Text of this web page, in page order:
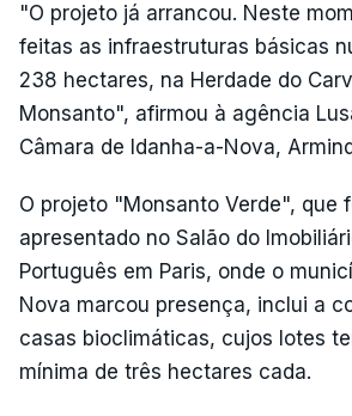
"O projeto já arrancou. Neste
feitas as infraestruturas básicas
238 hectares, na Herdade do
Monsanto", afirmou à agência
Câmara de Idanha-a-Nova,
O projeto "Monsanto Verde", que
apresentado no Salão do
Português em Paris, onde o
Nova marcou presença, inclui a
casas bioclimáticas, cujos lotes
mínima de três hectares cada.